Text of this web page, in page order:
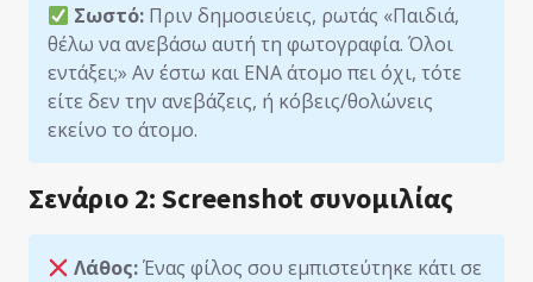
Σωστό: Πριν δημοσιεύεις, ρωτάς «Παιδιά,
θέλω να ανεβάσω αυτή τη φωτογραφία. Όλοι
εντάξει;» Αν έστω και ΕΝΑ άτομο πει όχι, τότε
είτε δεν την ανεβάζεις, ή κόβεις/θολώνεις
εκείνο το άτομο.
Σενάριο 2: Screenshot συνομιλίας
Λάθος:Ένας φίλος σου εμπιστεύτηκε κάτι σε